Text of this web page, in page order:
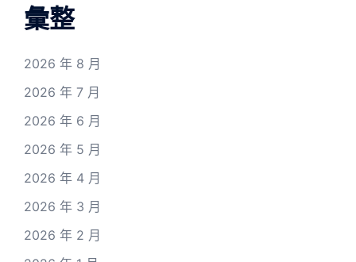
彙整
2026 年 8 月
2026 年 7 月
2026 年 6 月
2026 年 5 月
2026 年 4 月
2026 年 3 月
2026 年 2 月